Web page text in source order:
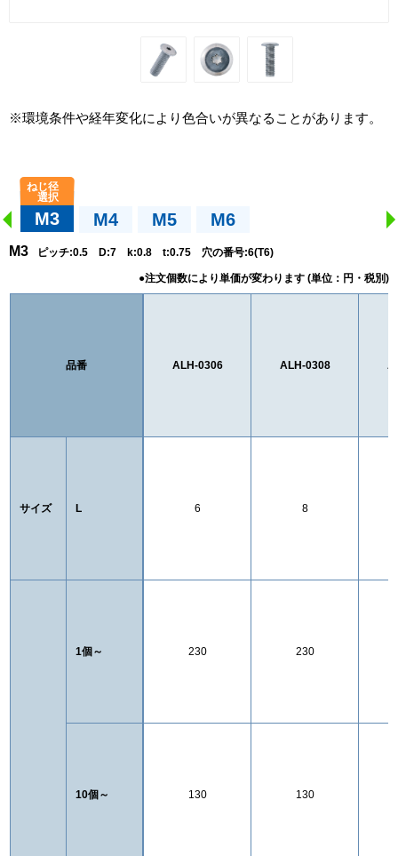
※環境条件や経年変化により色合いが異なることがあります。
M3 M4 M5 M6
M3 ピッチ:0.5 D:7 k:0.8 t:0.75 穴の番号:6(T6)
品番
サイズ L
1個～
10個～
ALH-0306 ALH-0308
6 8
230 230
130 130